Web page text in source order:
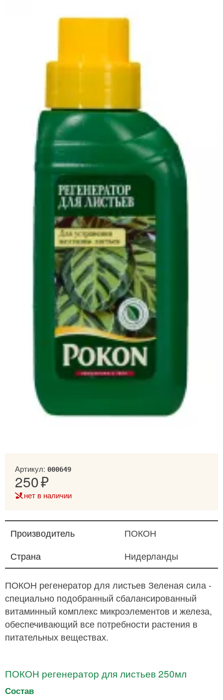
Артикул: 000649
250
нет в наличии
Производитель
ПОКОН
Страна
Нидерланды
ПОКОН регенератор для листьев Зеленая сила -
специально подобранный сбалансированный
витаминный комплекс микроэлементов и железа,
обеспечивающий все потребности растения в
питательных веществах.
ПОКОН регенератор для листьев 250мл
Состав